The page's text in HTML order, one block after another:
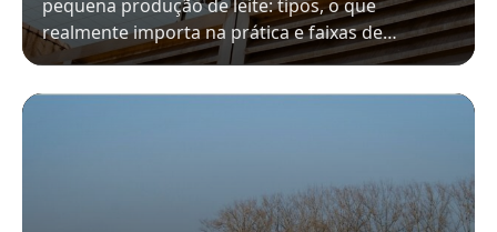
pequena produção de leite: tipos, o que
realmente importa na prática e faixas de…